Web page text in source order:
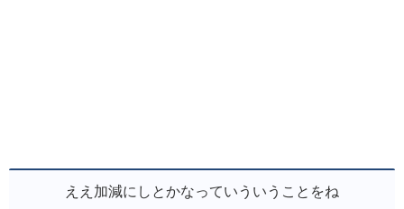
ええ加減にしとかなっていういうことをね